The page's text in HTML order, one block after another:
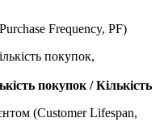
Frequency, PF)
покупок,
покупок / Кількість
(Customer Lifespan,